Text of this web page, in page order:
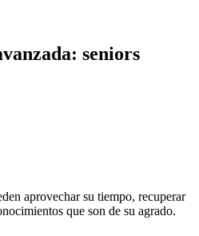
seniors
aprovechar su tiempo, recuperar
que son de su agrado.